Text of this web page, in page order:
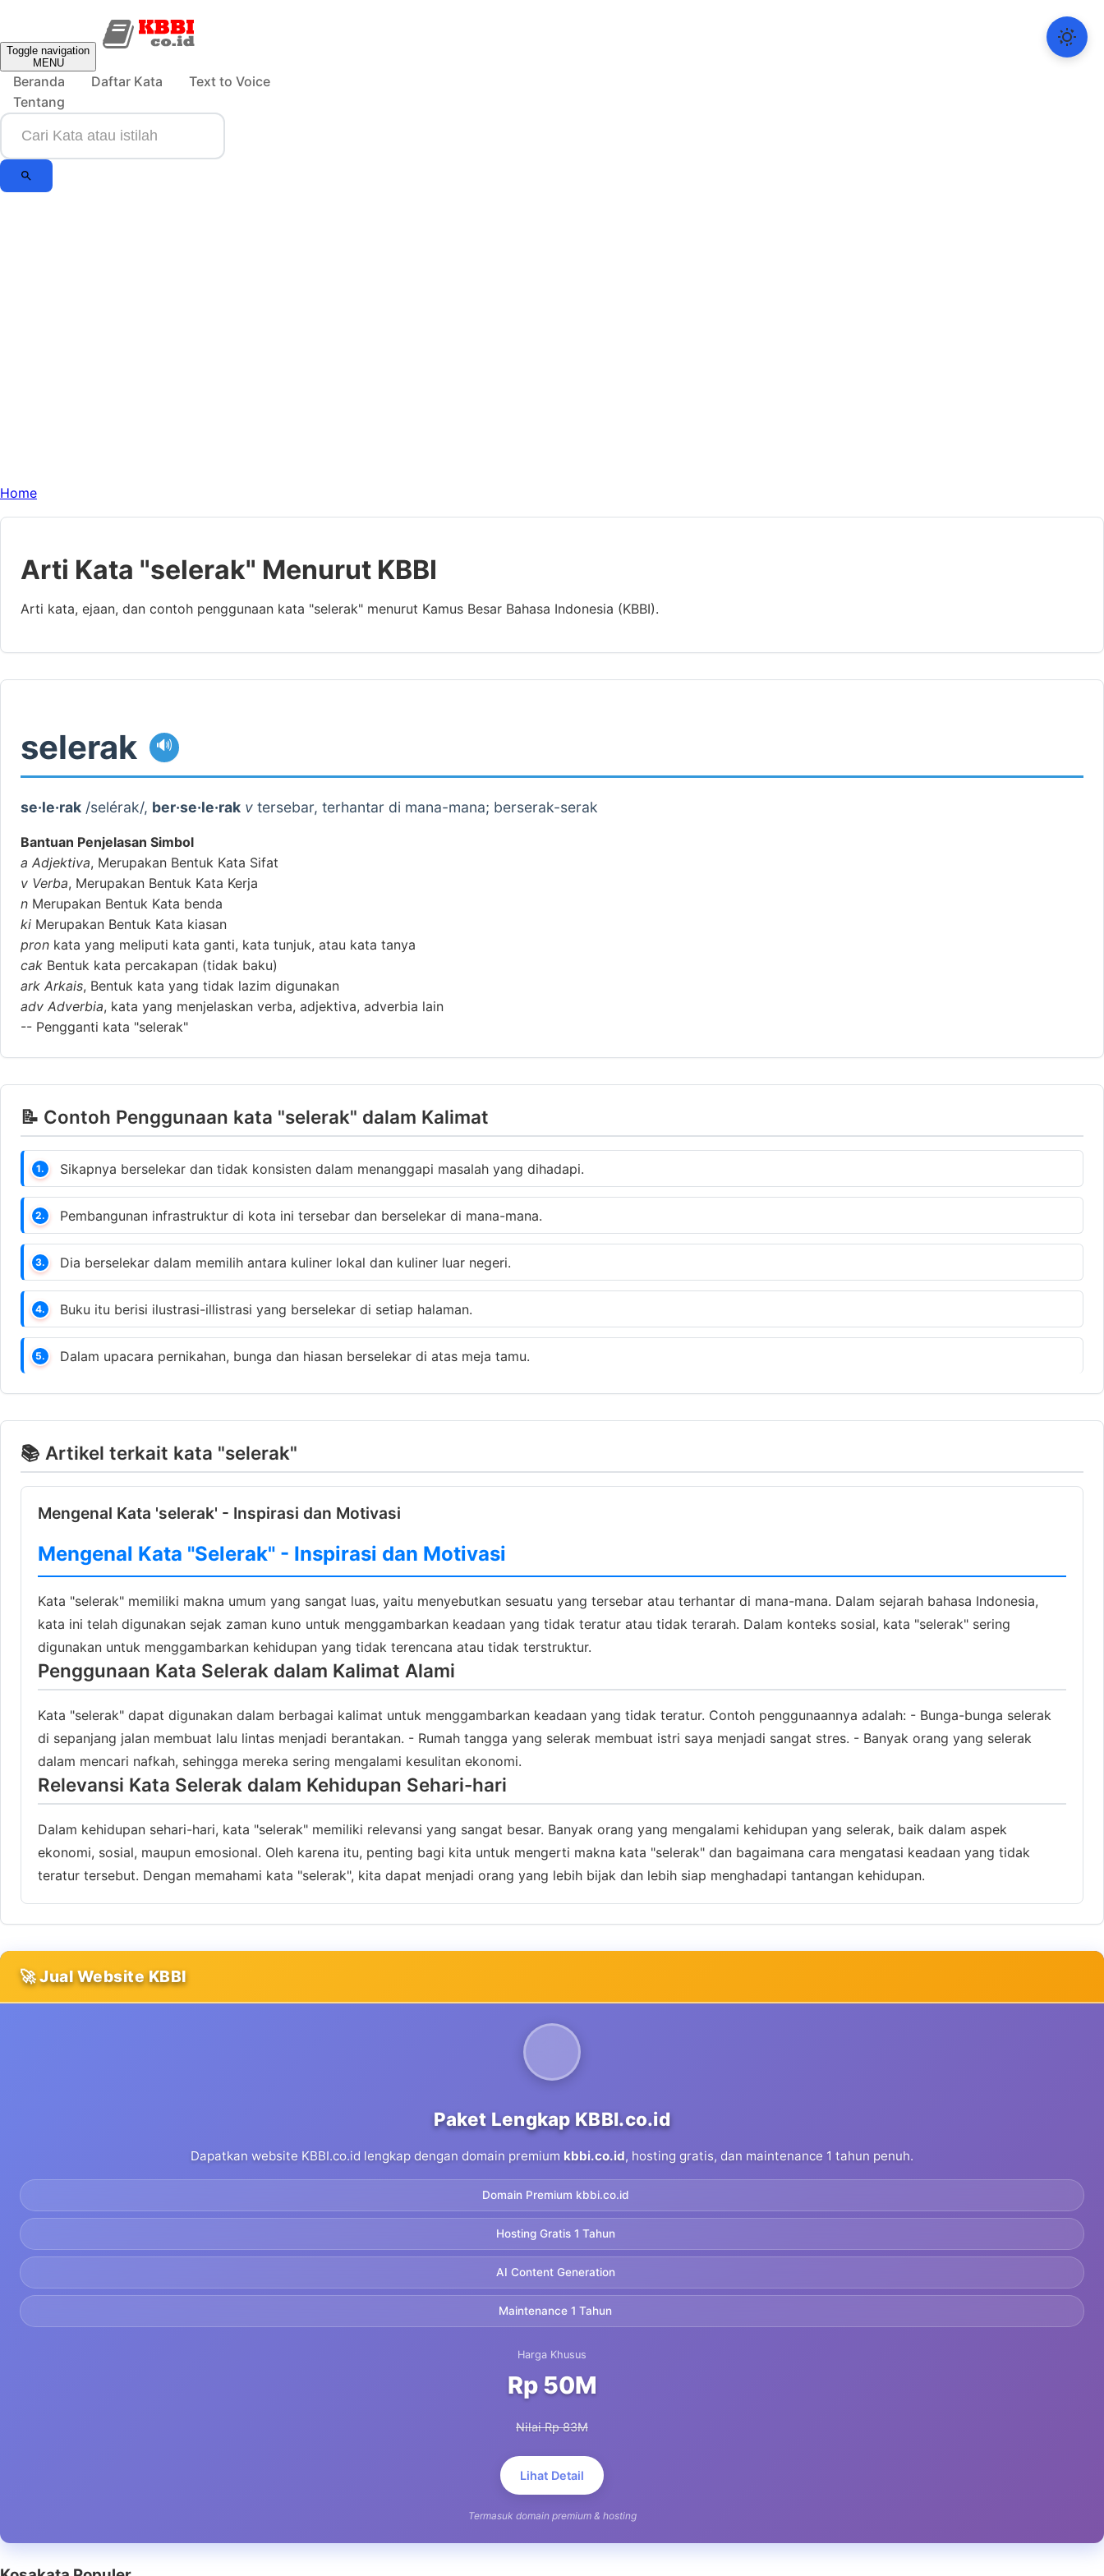
Toggle navigation
MENU
Beranda Daftar Kata
Text to Voice
Tentang
Home
Arti Kata "selerak" Menurut KBBI
Arti kata, ejaan, dan contoh penggunaan kata "selerak" menurut Kamus Besar Bahasa Indonesia (KBBI).
selerak 🔊
se·le·rak /selérak/, ber·se·le·rak v tersebar, terhantar di mana-mana; berserak-serak
Bantuan Penjelasan Simbol
a Adjektiva, Merupakan Bentuk Kata Sifat
v Verba, Merupakan Bentuk Kata Kerja
n Merupakan Bentuk Kata benda
ki Merupakan Bentuk Kata kiasan
pron kata yang meliputi kata ganti, kata tunjuk, atau kata tanya
cak Bentuk kata percakapan (tidak baku)
ark Arkais, Bentuk kata yang tidak lazim digunakan
adv Adverbia, kata yang menjelaskan verba, adjektiva, adverbia lain
-- Pengganti kata "selerak"
📝 Contoh Penggunaan kata "selerak" dalam Kalimat
1. Sikapnya berselekar dan tidak konsisten dalam menanggapi masalah yang dihadapi.
2. Pembangunan infrastruktur di kota ini tersebar dan berselekar di mana-mana.
3. Dia berselekar dalam memilih antara kuliner lokal dan kuliner luar negeri.
4. Buku itu berisi ilustrasi-illistrasi yang berselekar di setiap halaman.
5. Dalam upacara pernikahan, bunga dan hiasan berselekar di atas meja tamu.
📚 Artikel terkait kata "selerak"
Mengenal Kata 'selerak' - Inspirasi dan Motivasi
Mengenal Kata "Selerak" - Inspirasi dan Motivasi
Kata "selerak" memiliki makna umum yang sangat luas, yaitu menyebutkan sesuatu yang tersebar atau terhantar di mana-mana. Dalam sejarah bahasa Indonesia,
kata ini telah digunakan sejak zaman kuno untuk menggambarkan keadaan yang tidak teratur atau tidak terarah. Dalam konteks sosial, kata "selerak" sering
digunakan untuk menggambarkan kehidupan yang tidak terencana atau tidak terstruktur.
Penggunaan Kata Selerak dalam Kalimat Alami
Kata "selerak" dapat digunakan dalam berbagai kalimat untuk menggambarkan keadaan yang tidak teratur. Contoh penggunaannya adalah: - Bunga-bunga selerak
di sepanjang jalan membuat lalu lintas menjadi berantakan. - Rumah tangga yang selerak membuat istri saya menjadi sangat stres. - Banyak orang yang selerak
dalam mencari nafkah, sehingga mereka sering mengalami kesulitan ekonomi.
Relevansi Kata Selerak dalam Kehidupan Sehari-hari
Dalam kehidupan sehari-hari, kata "selerak" memiliki relevansi yang sangat besar. Banyak orang yang mengalami kehidupan yang selerak, baik dalam aspek
ekonomi, sosial, maupun emosional. Oleh karena itu, penting bagi kita untuk mengerti makna kata "selerak" dan bagaimana cara mengatasi keadaan yang tidak
teratur tersebut. Dengan memahami kata "selerak", kita dapat menjadi orang yang lebih bijak dan lebih siap menghadapi tantangan kehidupan.
🚀 Jual Website KBBI
Paket Lengkap KBBI.co.id
Dapatkan website KBBI.co.id lengkap dengan domain premium kbbi.co.id, hosting gratis, dan maintenance 1 tahun penuh.
Domain Premium kbbi.co.id
Hosting Gratis 1 Tahun
AI Content Generation
Maintenance 1 Tahun
Harga Khusus
Rp 50M
Nilai Rp 83M
Lihat Detail
Termasuk domain premium & hosting